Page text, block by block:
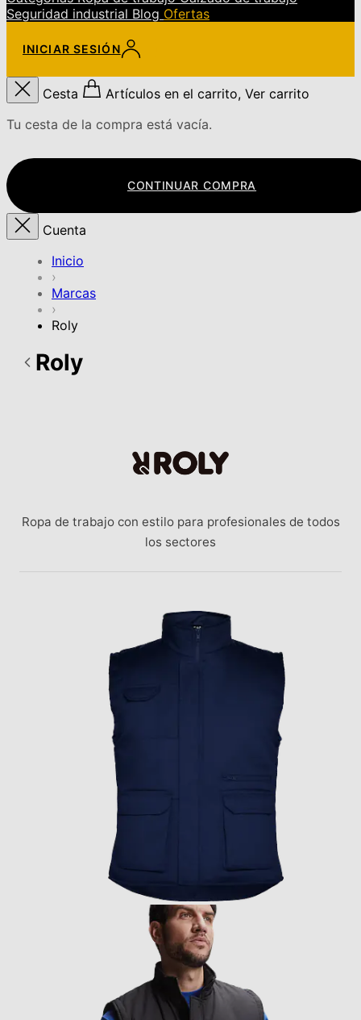
Seguridad industrial Blog Ofertas
INICIAR SESIÓN
Cesta
Artículos en el carrito, Ver carrito
Tu cesta de la compra está vacía.
CONTINUAR COMPRA
Cuenta
Inicio
›
Marcas
›
Roly
Roly
Ropa de trabajo con estilo para profesionales de todos
los sectores